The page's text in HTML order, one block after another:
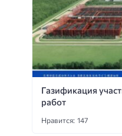
Газификация
работ
Нравится: 147